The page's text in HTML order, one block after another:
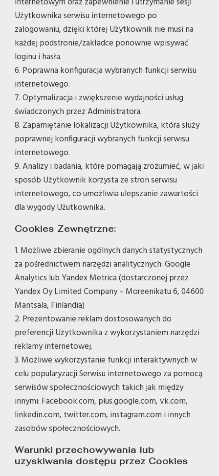
Użytkownika serwisu internetowego po
zalogowaniu, dzięki której Użytkownik nie musi na
każdej podstronie/zakładce ponownie wpisywać
loginu i hasła.
6. Poprawna konfiguracja wybranych funkcji serwisu
internetowego.
7. Optymalizacja i zwiększenie wydajności usług
świadczonych przez Administratora.
8. Zapamiętanie lokalizacji Użytkownika, która służy
poprawnej konfiguracji wybranych funkcji serwisu
internetowego.
9. Analizy i badania, które pomagają zrozumieć, w jaki
sposób Użytkownik korzysta ze stron serwisu
internetowego, co umożliwia ulepszanie zawartości
dla wygody Użutkownika.
Cookies Zewnętrzne:
1. Możliwe zbieranie ogólnych danych statystycznych
za pośrednictwem narzędzi analitycznych: Google
Analytics lub Yandex Metrica (dostarczonej przez
Yandex Oy Limited Company – Moreenikatu 6, 04600
Mantsala, Finlandia)
2. Prezentowanie reklam dostosowanych do
preferencji Użytkownika z wykorzystaniem narzędzi
reklamy internetowej.
3. Możliwe wykorzystanie funkcji interaktywnych w
celu popularyzacji Serwisu internetowego za pomocą
serwisów społecznościowych takich jak między
innymi: Facebook.com, plus.google.com, vk.com,
linkedin.com, twitter.com, instagram.com i innych
zasobów społecznościowych.
Warunki przechowywania lub
uzyskiwania dostępu przez Cookies